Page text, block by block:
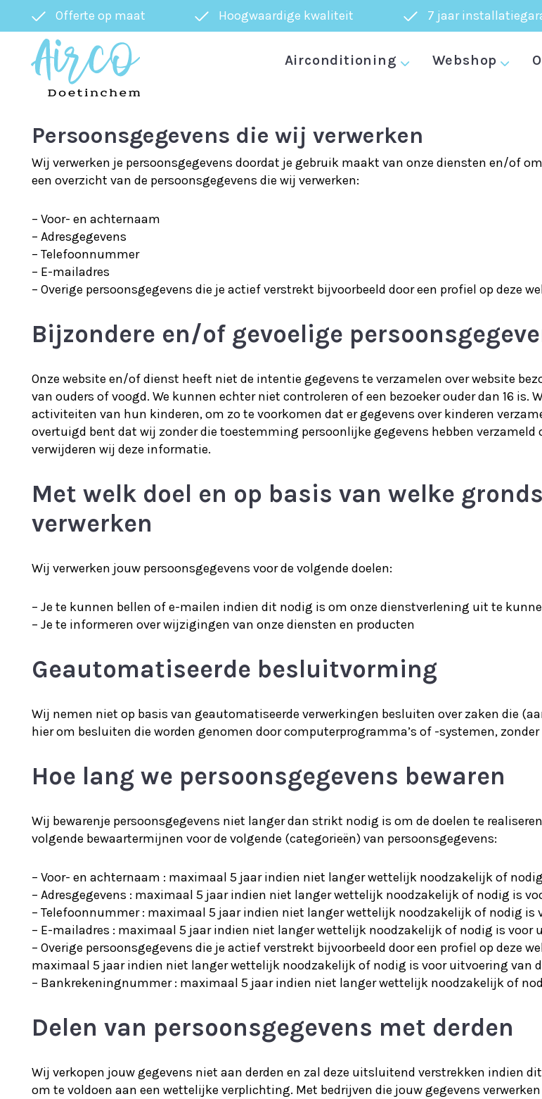
Offerte op maat Hoogwaardige kwaliteit 7 jaar
Airconditioning Webshop
Persoonsgegevens die wij verwerken
Wij verwerken je persoonsgegevens doordat je gebruik maakt van onze diensten en/of
een overzicht van de persoonsgegevens die wij verwerken:
– Voor- en achternaam
– Adresgegevens
– Telefoonnummer
– E-mailadres
– Overige persoonsgegevens die je actief verstrekt bijvoorbeeld door een profiel op deze
Bijzondere en/of gevoelige
Onze website en/of dienst heeft niet de intentie gegevens te verzamelen over website
van ouders of voogd. We kunnen echter niet controleren of een bezoeker ouder dan 16
activiteiten van hun kinderen, om zo te voorkomen dat er gegevens over kinderen
overtuigd bent dat wij zonder die toestemming persoonlijke gegevens hebben
verwijderen wij deze informatie.
Met welk doel en op basis van welke
verwerken
Wij verwerken jouw persoonsgegevens voor de volgende doelen:
– Je te kunnen bellen of e-mailen indien dit nodig is om onze dienstverlening uit te
– Je te informeren over wijzigingen van onze diensten en producten
Geautomatiseerde besluitvorming
Wij nemen niet op basis van geautomatiseerde verwerkingen besluiten over zaken die
hier om besluiten die worden genomen door computerprogramma’s of -systemen,
Hoe lang we persoonsgegevens bewaren
Wij bewarenje persoonsgegevens niet langer dan strikt nodig is om de doelen te
volgende bewaartermijnen voor de volgende (categorieën) van persoonsgegevens:
– Voor- en achternaam : maximaal 5 jaar indien niet langer wettelijk noodzakelijk of
– Adresgegevens : maximaal 5 jaar indien niet langer wettelijk noodzakelijk of nodig is
– Telefoonnummer : maximaal 5 jaar indien niet langer wettelijk noodzakelijk of nodig is
– E-mailadres : maximaal 5 jaar indien niet langer wettelijk noodzakelijk of nodig is voor
– Overige persoonsgegevens die je actief verstrekt bijvoorbeeld door een profiel op deze
maximaal 5 jaar indien niet langer wettelijk noodzakelijk of nodig is voor uitvoering van
– Bankrekeningnummer : maximaal 5 jaar indien niet langer wettelijk noodzakelijk of
Delen van persoonsgegevens met derden
Wij verkopen jouw gegevens niet aan derden en zal deze uitsluitend verstrekken indien
om te voldoen aan een wettelijke verplichting. Met bedrijven die jouw gegevens